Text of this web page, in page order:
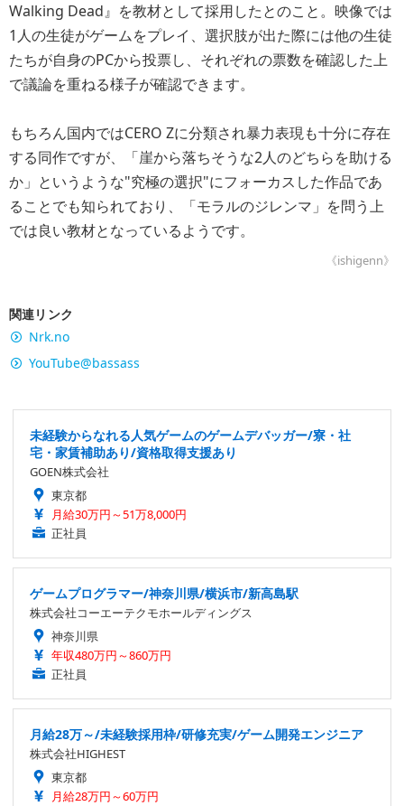
Walking Dead』を教材として採用したとのこと。映像では
1人の生徒がゲームをプレイ、選択肢が出た際には他の生徒
たちが自身のPCから投票し、それぞれの票数を確認した上
で議論を重ねる様子が確認できます。
もちろん国内ではCERO Zに分類され暴力表現も十分に存在
する同作ですが、「崖から落ちそうな2人のどちらを助ける
か」というような"究極の選択"にフォーカスした作品であ
ることでも知られており、「モラルのジレンマ」を問う上
では良い教材となっているようです。
《ishigenn》
関連リンク
Nrk.no
YouTube@bassass
未経験からなれる人気ゲームのゲームデバッガー/寮・社
宅・家賃補助あり/資格取得支援あり
GOEN株式会社
東京都
月給30万円～51万8,000円
正社員
ゲームプログラマー/神奈川県/横浜市/新高島駅
株式会社コーエーテクモホールディングス
神奈川県
年収480万円～860万円
正社員
月給28万～/未経験採用枠/研修充実/ゲーム開発エンジニア
株式会社HIGHEST
東京都
月給28万円～60万円